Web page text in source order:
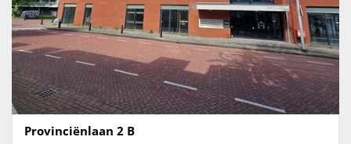
Provinciënlaan 2 B